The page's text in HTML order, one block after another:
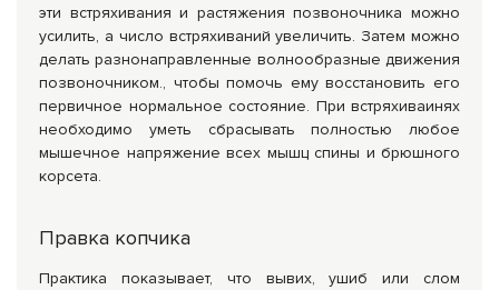
эти встряхивания и растяжения позвоночника можно
усилить, а число встряхиваний увеличить. Затем можно
делать разнонаправленные волнообразные движения
позвоночником., чтобы помочь ему восстановить его
первичное нормальное состояние. При встряхиваинях
необходимо уметь сбрасывать полностью любое
мышечное напряжение всех мышц спины и брюшного
корсета.
Правка копчика
Практика показывает, что вывих, ушиб или слом